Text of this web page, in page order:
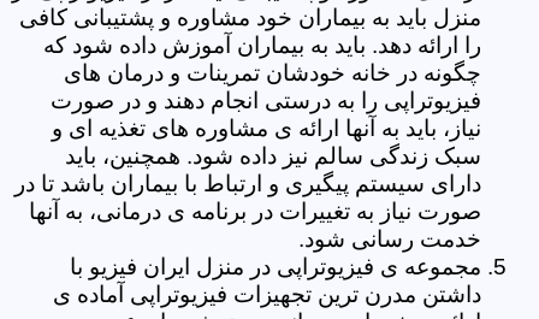
منزل باید به بیماران خود مشاوره و پشتیبانی کافی
را ارائه دهد. باید به بیماران آموزش داده شود که
چگونه در خانه خودشان تمرینات و درمان های
فیزیوتراپی را به درستی انجام دهند و در صورت
نیاز، باید به آنها ارائه ی مشاوره های تغذیه ای و
سبک زندگی سالم نیز داده شود. همچنین، باید
دارای سیستم پیگیری و ارتباط با بیماران باشد تا در
صورت نیاز به تغییرات در برنامه ی درمانی، به آنها
خدمت رسانی شود.
مجموعه ی فیزیوتراپی در منزل ایران فیزیو با
داشتن مدرن ترین تجهیزات فیزیوتراپی آماده ی